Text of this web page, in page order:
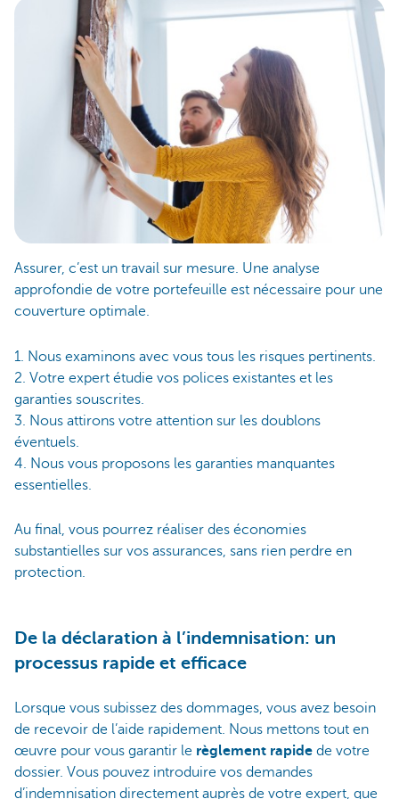
Assurer, c’est un travail sur mesure. Une analyse
approfondie de votre portefeuille est nécessaire pour une
couverture optimale.
1. Nous examinons avec vous tous les risques pertinents.
2. Votre expert étudie vos polices existantes et les
garanties souscrites.
3. Nous attirons votre attention sur les doublons
éventuels.
4. Nous vous proposons les garanties manquantes
essentielles.
Au final, vous pourrez réaliser des économies
substantielles sur vos assurances, sans rien perdre en
protection.
De la déclaration à l’indemnisation: un
processus rapide et efficace
Lorsque vous subissez des dommages, vous avez besoin
de recevoir de l’aide rapidement. Nous mettons tout en
œuvre pour vous garantir le règlement rapide de votre
dossier. Vous pouvez introduire vos demandes
d’indemnisation directement auprès de votre expert, que